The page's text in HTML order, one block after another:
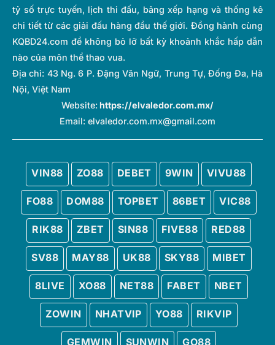
tỷ số trực tuyến, lịch thi đấu, bảng xếp hạng và thống kê
chi tiết từ các giải đấu hàng đầu thế giới. Đồng hành cùng
KQBD24.com để không bỏ lỡ bất kỳ khoảnh khắc hấp dẫn
nào của môn thể thao vua.
Địa chỉ: 43 Ng. 6 P. Đặng Văn Ngữ, Trung Tự, Đống Đa, Hà
Nội, Việt Nam
Website:https://elvaledor.com.mx/
Email: elvaledor.com.mx@gmail.com
VIN88 ZO88 DEBET 9WIN VIVU88
FO88 DOM88 TOPBET 86BET VIC88
RIK88 ZBET SIN88 FIVE88 RED88
SV88 MAY88 UK88 SKY88 MIBET
8LIVE XO88 NET88 FABET NBET
ZOWIN NHATVIP YO88 RIKVIP
GEMWIN SUNWIN GO88